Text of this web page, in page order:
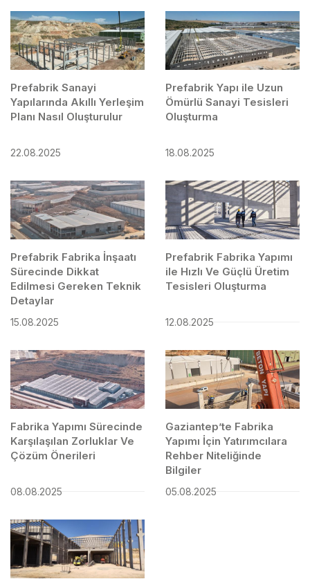
Prefabrik Sanayi
Yapılarında Akıllı Yerleşim
Planı Nasıl Oluşturulur
22.08.2025
Prefabrik Yapı ile Uzun
Ömürlü Sanayi Tesisleri
Oluşturma
18.08.2025
Prefabrik Fabrika İnşaatı
Sürecinde Dikkat
Edilmesi Gereken Teknik
Detaylar
15.08.2025
Prefabrik Fabrika Yapımı
ile Hızlı Ve Güçlü Üretim
Tesisleri Oluşturma
12.08.2025
Fabrika Yapımı Sürecinde
Karşılaşılan Zorluklar Ve
Çözüm Önerileri
08.08.2025
Gaziantep’te Fabrika
Yapımı İçin Yatırımcılara
Rehber Niteliğinde
Bilgiler
05.08.2025